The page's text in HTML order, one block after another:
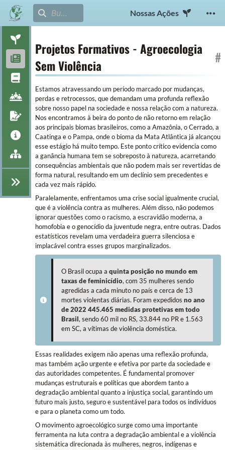
Nossas Ações
Projetos Formativos - Agroecologia
Sem Violência
#
Estamos atravessando um período marcado por mudanças,
perdas e retrocessos, que demandam uma profunda reflexão
sobre nosso papel na sociedade e nossa relação com a natureza.
Nos encontramos à beira do ponto de não retorno em relação
aos principais biomas brasileiros, como a Amazônia, o Cerrado, a
Caatinga e o Pampa, onde o bioma da Mata Atlântica já alcançou
esse estágio há muito tempo. Este ponto crítico evidencia como
a ganância humana tem se sobreposto à natureza, acarretando
consequências ambientais que não podem mais ser revertidas de
forma natural, resultando em um declínio sem precedentes e
cada vez mais rápido.
Paralelamente, enfrentamos uma crise social igualmente crucial,
que é a violência contra as mulheres. Além disso, não podemos
ignorar questões como o racismo, a escravidão moderna, a
homofobia e o genocídio da juventude negra, entre outras. Dados
estatísticos revelam uma verdadeira guerra silenciosa e
implacável contra esses grupos marginalizados.
O Brasil ocupa a quinta posição no mundo em
taxas de feminicídio, com 35 mulheres sendo
agredidas a cada minuto no país e cerca de 13
mortes violentas diárias. Foram expedidos no ano
de 2022 445.465 medidas protetivas em todo
Brasil, sendo 60 mil no RS, 33.844 no PR e 1.563
em SC, a vítimas de violência doméstica.
Essas realidades exigem não apenas uma reflexão profunda,
mas também ação urgente e efetiva por parte da sociedade e
das autoridades competentes. É fundamental promover
mudanças estruturais e políticas que abordem tanto a
degradação ambiental quanto a injustiça social, garantindo um
futuro mais justo, seguro e sustentável para todos os indivíduos
e para o planeta como um todo.
O movimento agroecológico surge como uma importante
ferramenta na luta contra a degradação ambiental e a violência
sistemática direcionada às mulheres, negros, indígenas e